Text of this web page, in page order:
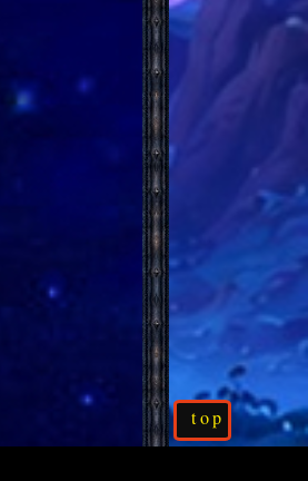
top